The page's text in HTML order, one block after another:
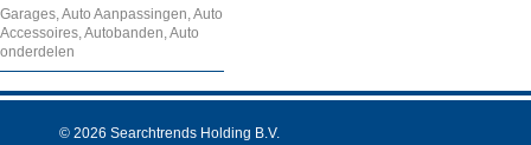
Garages, Auto Aanpassingen, Auto
Accessoires, Autobanden, Auto
onderdelen
© 2026 Searchtrends Holding B.V.